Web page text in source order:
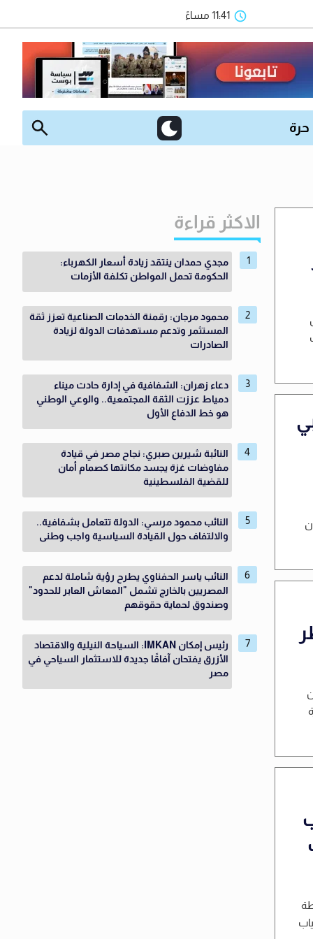
11:41 مساءً
حرة
الاكثر قراءة
مجدي حمدان ينتقد زيادة أسعار الكهرباء:
الحكومة تحمل المواطن تكلفة الأزمات
محمود مرجان: رقمنة الخدمات الصناعية تعزز ثقة
المستثمر وتدعم مستهدفات الدولة لزيادة
الصادرات
دعاء زهران: الشفافية في إدارة حادث ميناء
دمياط عززت الثقة المجتمعية.. والوعي الوطني
هو خط الدفاع الأول
النائبة شيرين صبري: نجاح مصر في قيادة
مفاوضات غزة يجسد مكانتها كصمام أمان
للقضية الفلسطينية
النائب محمود مرسي: الدولة تتعامل بشفافية..
والالتفاف حول القيادة السياسية واجب وطنى
النائب ياسر الحفناوي يطرح رؤية شاملة لدعم
المصريين بالخارج تشمل "المعاش العابر للحدود"
وصندوق لحماية حقوقهم
رئيس إمكان IMKAN: السياحة النيلية والاقتصاد
الأزرق يفتحان آفاقًا جديدة للاستثمار السياحي في
مصر